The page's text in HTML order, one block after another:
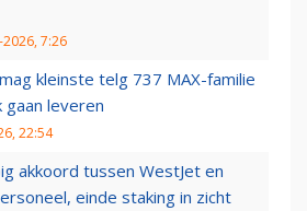
2026, 7:26
kleinste telg 737 MAX-familie
gaan leveren
22:54
akkoord tussen WestJet en
einde staking in zicht